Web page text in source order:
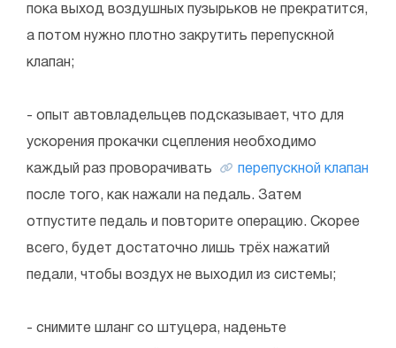
пока выход воздушных пузырьков не прекратится,
а потом нужно плотно закрутить перепускной
клапан;
- опыт автовладельцев подсказывает, что для
ускорения прокачки сцепления необходимо
каждый раз проворачивать перепускной клапан
после того, как нажали на педаль. Затем
отпустите педаль и повторите операцию. Скорее
всего, будет достаточно лишь трёх нажатий
педали, чтобы воздух не выходил из системы;
- снимите шланг со штуцера, наденьте